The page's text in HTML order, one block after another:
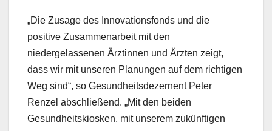
„Die Zusage des Innovationsfonds und die
positive Zusammenarbeit mit den
niedergelassenen Ärztinnen und Ärzten zeigt,
dass wir mit unseren Planungen auf dem richtigen
Weg sind“, so Gesundheitsdezernent Peter
Renzel abschließend. „Mit den beiden
Gesundheitskiosken, mit unserem zukünftigen